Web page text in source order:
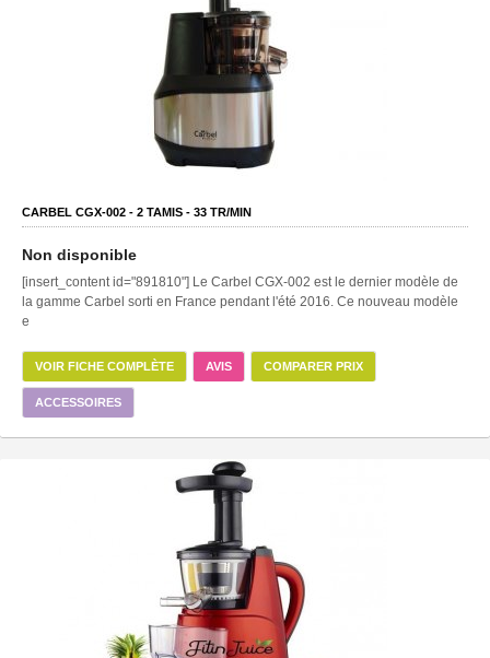
CARBEL CGX-002 - 2 TAMIS - 33 TR/MIN
Non disponible
[insert_content id="891810"] Le Carbel CGX-002 est le dernier modèle de
la gamme Carbel sorti en France pendant l'été 2016. Ce nouveau modèle
e
VOIR FICHE COMPLÈTE AVIS COMPARER PRIX
ACCESSOIRES